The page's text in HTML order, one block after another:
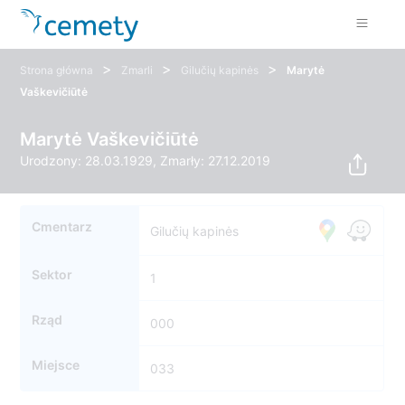
Strona główna > Zmarli > Gilučių kapinės >
Marytė
Vaškevičiūtė
Marytė Vaškevičiūtė
Urodzony: 28.03.1929, Zmarły: 27.12.2019
Cmentarz Gilučių kapinės
Sektor 1
Rząd 000
Miejsce 033